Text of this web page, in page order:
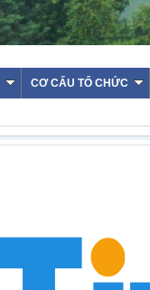
CƠ CẤU TỔ CHỨC